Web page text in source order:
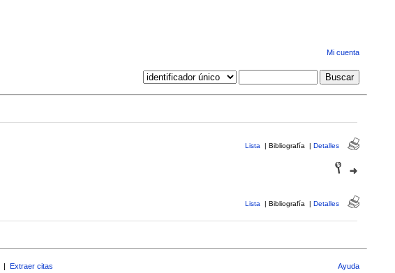
Mi cuenta
Lista | Bibliografía | Detalles
Lista | Bibliografía | Detalles
| Extraer citas Ayuda